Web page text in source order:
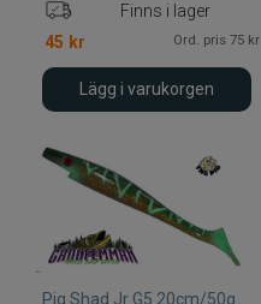
Finns i lager
45 kr Ord. pris 75 kr
Lägg i varukorgen
Pig Shad Jr G5 20cm/50g